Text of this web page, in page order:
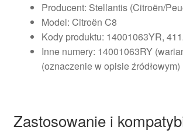
Producent: Stellantis (Citroën/
Model: Citroën C8
Kody produktu: 14001063YR,
Inne numery: 14001063RY
(oznaczenie w opisie źródłowym)
Zastosowanie i